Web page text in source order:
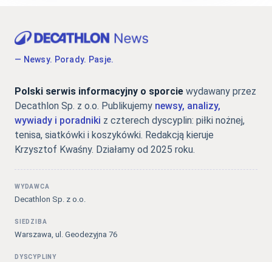
— Newsy. Porady. Pasje.
Polski serwis informacyjny o sporcie wydawany przez
Decathlon Sp. z o.o. Publikujemy newsy, analizy,
wywiady i poradniki z czterech dyscyplin: piłki nożnej,
tenisa, siatkówki i koszykówki. Redakcją kieruje
Krzysztof Kwaśny. Działamy od 2025 roku.
WYDAWCA
Decathlon Sp. z o.o.
SIEDZIBA
Warszawa, ul. Geodezyjna 76
DYSCYPLINY